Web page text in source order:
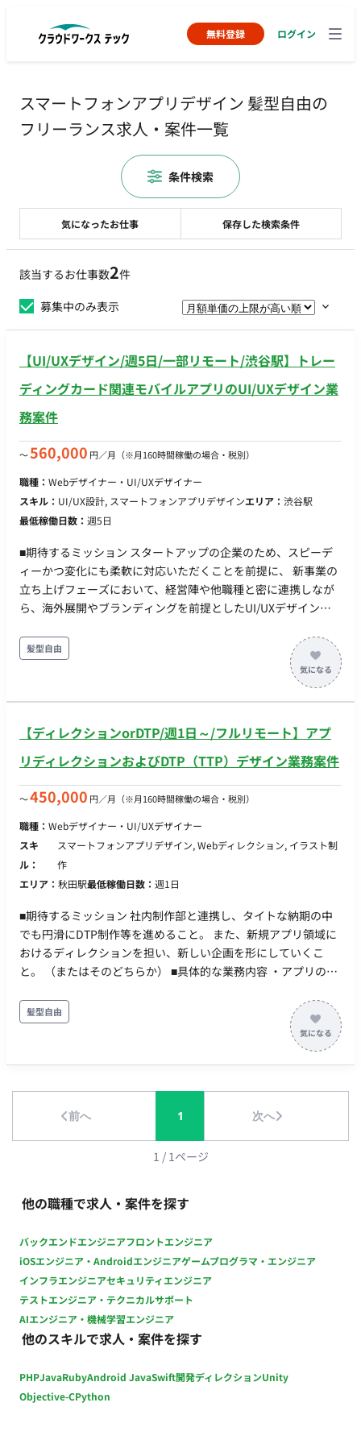
無料登録 ログイン
スマートフォンアプリデザイン 髪型自由の
フリーランス求人・案件一覧
該当するお仕事数2件
募集中のみ表示
【UI/UXデザイン/週5日/一部リモート/渋谷駅】トレー
ディングカード関連モバイルアプリのUI/UXデザイン業
務案件
〜560,000 円／月 （※月160時間稼働の場合・税別）
職種： Webデザイナー・UI/UXデザイナー
スキル： UI/UX設計, スマートフォンアプリデザインエリア： 渋谷駅
最低稼働日数： 週5日
■期待するミッション スタートアップの企業のため、スピーデ
ィーかつ変化にも柔軟に対応いただくことを前提に、 新事業の
立ち上げフェーズにおいて、経営陣や他職種と密に連携しなが
ら、海外展開やブランディングを前提としたUI/UXデザインを
ップ特有の不確実性を楽しみつつ、自ら手を動かしてデザイン
の仕組み化を行い、プロダクトの成長に貢献していただく役割
通・継続利用までの体験設計 ・toCアプリ、マーケットプレイ
さ・継続利用率向上に向けた改善 ■ 働き方 ・コアタイム：
13:00~17:00 ・基本リモート（最初の2回ほど＋必要に応じて対
髪型自由
【ディレクションorDTP/週1日～/フルリモート】アプ
リディレクションおよびDTP（TTP）デザイン業務案件
〜450,000 円／月 （※月160時間稼働の場合・税別）
職種： Webデザイナー・UI/UXデザイナー
スキ
ル：
スマートフォンアプリデザイン, Webディレクション, イラスト制
作
エリア： 秋田駅最低稼働日数： 週1日
■期待するミッション 社内制作部と連携し、タイトな納期の中
でも円滑にDTP制作等を進めること。 また、新規アプリ領域に
おけるディレクションを担い、新しい企画を形にしていくこ
と。 （またはそのどちらか） ■具体的な業務内容 ・アプリのデ
ームページ関連の作業 ・社内制作部との連携、進行管理 ※アプ
リディレクションとDTP作業の両方をご対応いただける方がベ
ストですが、どちらか一方のみの得意領域でのご参画もご相談
可能です。 ■担当工程（業務範囲） 企画立案からディレクショ
きます。 ■業務の流れ （※詳細ヒアリング必要：どのような依
頼フローになるか等） ■開発環境 アプリ：CIPPO（シッポ） ツ
ール：Illustrator, Photoshop, inDesign ■開発フェーズと予定
ズ（アプリのデザインは完成している、） ■案件の魅力（会社
について・サービスについて） 正社員ほどのリソースは割けな
きたい方にマッチする環境です。 ■リモート稼働について ・フ
ルリモート可能 ■働き方 ・別日も網羅的に稼働していただきた
いが、月の中旬ごろに集中的に稼働ができる方
髪型自由
前へ 1 次へ
1 / 1ページ
他の職種で求人・案件を探す
バックエンドエンジニアフロントエンジニア
iOSエンジニア・Androidエンジニアゲームプログラマ・エンジニア
インフラエンジニアセキュリティエンジニア
テストエンジニア・テクニカルサポート
AIエンジニア・機械学習エンジニア
他のスキルで求人・案件を探す
PHPJavaRubyAndroid JavaSwift開発ディレクションUnity
Objective-CPython
気になったお仕事 保存した検索条件
条件検索